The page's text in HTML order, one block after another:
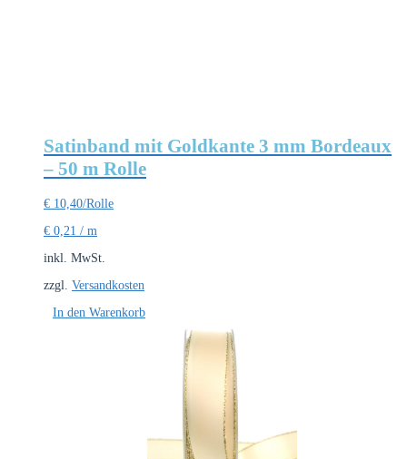
Satinband mit Goldkante 3 mm Bordeaux
– 50 m Rolle
€ 10,40/Rolle
€ 0,21 / m
inkl. MwSt.
zzgl. Versandkosten
In den Warenkorb